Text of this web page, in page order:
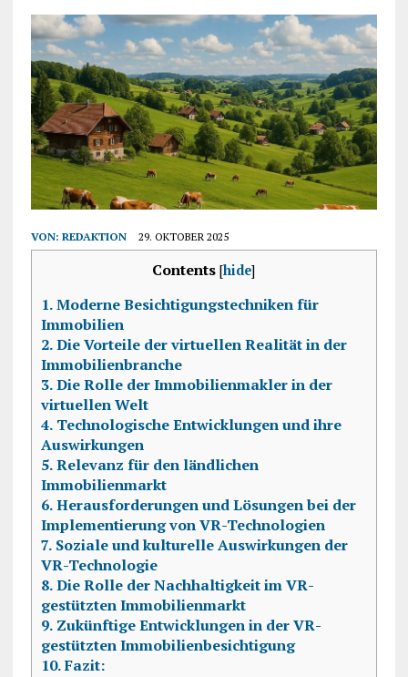
VON: REDAKTION 29. OKTOBER 2025
Contents [hide]
1.Moderne Besichtigungstechniken für
Immobilien
2.Die Vorteile der virtuellen Realität in der
Immobilienbranche
3.Die Rolle der Immobilienmakler in der
virtuellen Welt
4.Technologische Entwicklungen und ihre
Auswirkungen
5.Relevanz für den ländlichen
Immobilienmarkt
6.Herausforderungen und Lösungen bei der
Implementierung von VR-Technologien
7.Soziale und kulturelle Auswirkungen der
VR-Technologie
8.Die Rolle der Nachhaltigkeit im VR-
gestützten Immobilienmarkt
9.Zukünftige Entwicklungen in der VR-
gestützten Immobilienbesichtigung
10.Fazit: